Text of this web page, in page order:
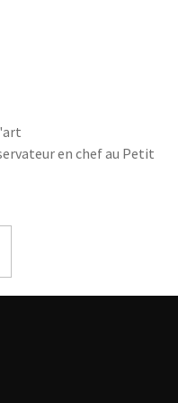
en chef au Petit